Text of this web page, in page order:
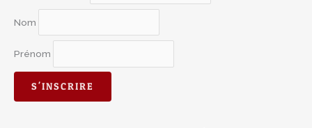
Nom
Prénom